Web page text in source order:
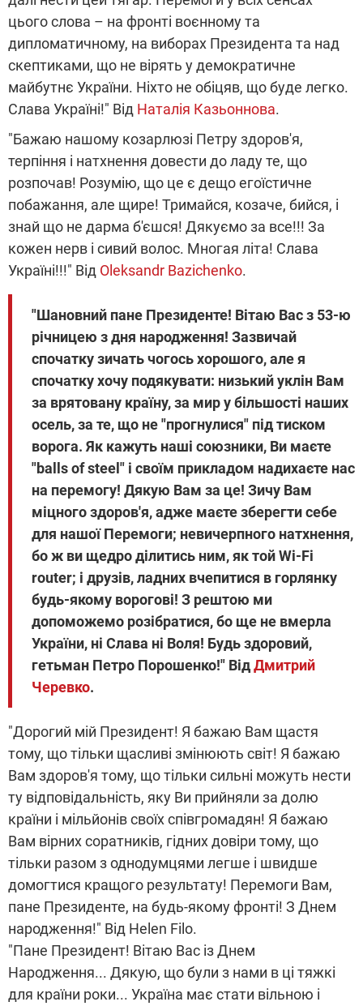
цього слова – на фронті воєнному та
дипломатичному, на виборах Президента та над
скептиками, що не вірять у демократичне
майбутнє України. Ніхто не обіцяв, що буде легко.
Слава Україні!" Від Наталія Казьоннова.
"Бажаю нашому козарлюзі Петру здоров'я,
терпіння і натхнення довести до ладу те, що
розпочав! Розумію, що це є дещо егоїстичне
побажання, але щире! Тримайся, козаче, бийся, і
знай що не дарма б'єшся! Дякуємо за все!!! За
кожен нерв і сивий волос. Многая літа! Слава
Україні!!!" Від Oleksandr Bazichenko.
"Шановний пане Президенте! Вітаю Вас з 53-ю
річницею з дня народження! Зазвичай
спочатку зичать чогось хорошого, але я
спочатку хочу подякувати: низький уклін Вам
за врятовану країну, за мир у більшості наших
осель, за те, що не "прогнулися" під тиском
ворога. Як кажуть наші союзники, Ви маєте
"balls of steel" і своїм прикладом надихаєте нас
на перемогу! Дякую Вам за це! Зичу Вам
міцного здоров'я, адже маєте зберегти себе
для нашої Перемоги; невичерпного натхнення,
бо ж ви щедро ділитись ним, як той Wi-Fi
router; і друзів, ладних вчепитися в горлянку
будь-якому ворогові! З рештою ми
допоможемо розібратися, бо ще не вмерла
України, ні Слава ні Воля! Будь здоровий,
гетьман Петро Порошенко!" ВідДмитрий
Черевко.
"Дорогий мій Президент! Я бажаю Вам щастя
тому, що тільки щасливі змінюють світ! Я бажаю
Вам здоров'я тому, що тільки сильні можуть нести
ту відповідальність, яку Ви прийняли за долю
країни і мільйонів своїх співгромадян! Я бажаю
Вам вірних соратників, гідних довіри тому, що
тільки разом з однодумцями легше і швидше
домогтися кращого результату! Перемоги Вам,
пане Президенте, на будь-якому фронті! З Днем
народження!" Від Helen Filo.
"Пане Президент! Вітаю Вас із Днем
Народження... Дякую, що були з нами в ці тяжкі
для країни роки... Україна має стати вільною і